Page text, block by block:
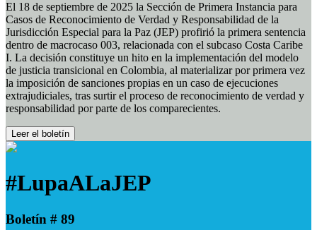
El 18 de septiembre de 2025 la Sección de Primera Instancia para
Casos de Reconocimiento de Verdad y Responsabilidad de la
Jurisdicción Especial para la Paz (JEP) profirió la primera sentencia
dentro de macrocaso 003, relacionada con el subcaso Costa Caribe
I. La decisión constituye un hito en la implementación del modelo
de justicia transicional en Colombia, al materializar por primera vez
la imposición de sanciones propias en un caso de ejecuciones
extrajudiciales, tras surtir el proceso de reconocimiento de verdad y
responsabilidad por parte de los comparecientes.
Leer el boletín
#LupaALaJEP
Boletín # 89